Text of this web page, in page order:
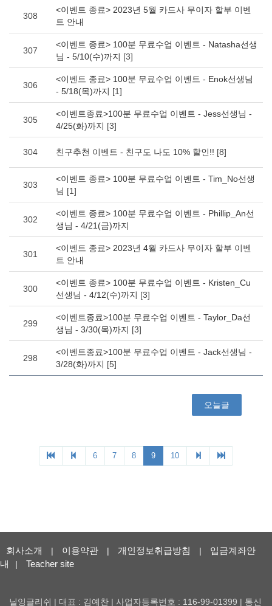
회사소개 | 이용약관 | 개인정보취급방침 |
입금계좌안
내
| Teacher site
닐잉글리쉬 | 대표 : 김예찬 | 사업자등록번호 : 116-99-01399 | 통신